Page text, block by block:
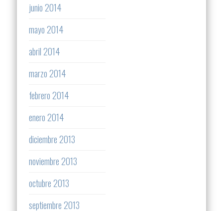
junio 2014
mayo 2014
abril 2014
marzo 2014
febrero 2014
enero 2014
diciembre 2013
noviembre 2013
octubre 2013
septiembre 2013